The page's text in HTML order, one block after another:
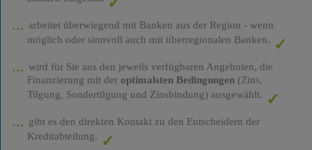
arbeitet überwiegend mit Banken aus der Region - wenn
möglich oder sinnvoll auch mit überregionalen Banken.
wird für Sie aus den jeweils verfügbaren Angeboten, die
Finanzierung mit der optimalsten Bedingungen(Zins,
Tilgung, Sondertilgung und Zinsbindung) ausgewählt.
gibt es den direkten Kontakt zu den Entscheidern der
Kreditabteilung.